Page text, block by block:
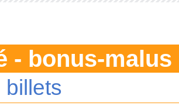
- bonus-malus
billets